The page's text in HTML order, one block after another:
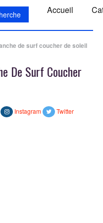
Accueil
de surf coucher de soleil
De Surf Coucher
Instagram Twitter